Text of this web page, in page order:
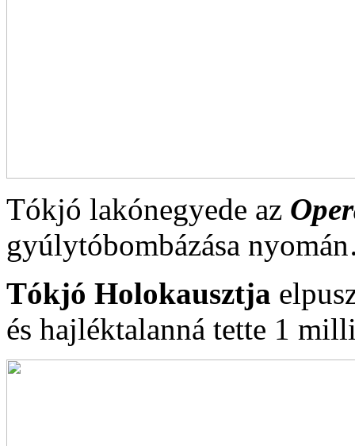
Tókjó lakónegyede az
gyúlytóbombázása
Tókjó Holokausztja
és hajléktalanná tette 1